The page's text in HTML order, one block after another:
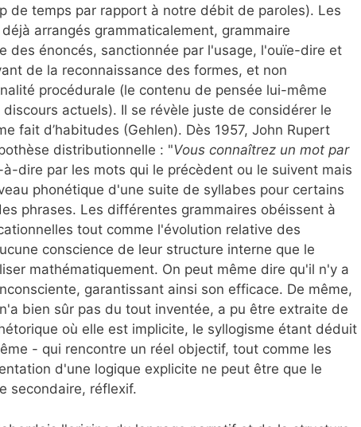
de temps par rapport à notre débit de paroles). Les
arrangés grammaticalement, grammaire
des énoncés, sanctionnée par l'usage, l'ouïe-dire et
de la reconnaissance des formes, et non
procédurale (le contenu de pensée lui-même
actuels). Il se révèle juste de considérer le
fait d’habitudes (Gehlen). Dès 1957, John Rupert
distributionnelle : "Vous connaîtrez un mot par
dire par les mots qui le précèdent ou le suivent mais
phonétique d'une suite de syllabes pour certains
phrases. Les différentes grammaires obéissent à
tout comme l'évolution relative des
conscience de leur structure interne que le
mathématiquement. On peut même dire qu'il n'y a
garantissant ainsi son efficace. De même,
bien sûr pas du tout inventée, a pu être extraite de
où elle est implicite, le syllogisme étant déduit
- qui rencontre un réel objectif, tout comme les
d'une logique explicite ne peut être que le
secondaire, réflexif.